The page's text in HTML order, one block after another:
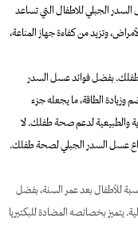
الجبلي للاطفال التي تساعد
وتزيد من كفاءة جهاز المناعة،
طفلك. بفضل فوائد عسل السدر
وزيادة الطاقة، ما يجعله جزء
والطبيعية لدعم صحة طفلك. لا
عسل السدر الجبلي لصحة طفلك.
للأطفال بعد عمر السنة، بفضل
يتميز بخصائصه المضادة للبكتيريا